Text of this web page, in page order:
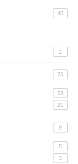
45
2
75
53
21
9
5
3